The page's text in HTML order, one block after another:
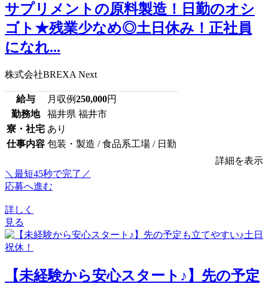
サプリメントの原料製造！日勤のオシ
ゴト★残業少なめ◎土日休み！正社員
になれ...
株式会社BREXA Next
給与 月収例250,000円
勤務地
福井県 福井市
寮・社宅 あり
仕事内容 包装・製造 / 食品系工場 / 日勤
詳細を表示
＼最短45秒で完了／
応募へ進む
詳しく
見る
【未経験から安心スタート♪】先の予定